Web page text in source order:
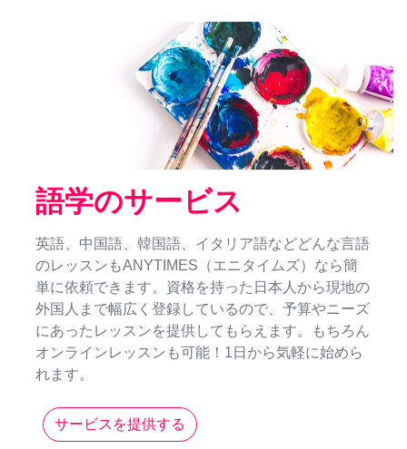
語学のサービス
英語、中国語、韓国語、イタリア語などどんな言語
のレッスンもANYTIMES（エニタイムズ）なら簡
単に依頼できます。資格を持った日本人から現地の
外国人まで幅広く登録しているので、予算やニーズ
にあったレッスンを提供してもらえます。もちろん
オンラインレッスンも可能！1日から気軽に始めら
れます。
サービスを提供する